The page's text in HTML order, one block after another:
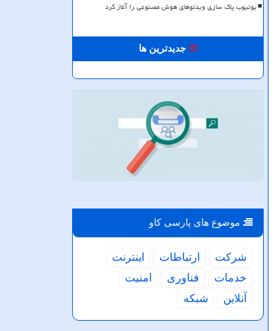
یوتیوب پاک سازی ویدئوهای هوش مصنوعی را آغاز کرد
جدیدترین ها
موضوع های پارسی كاو
شركت ارتباطات
اینترنت
خدمات
فناوری
امنیت
آنلاین
شبكه